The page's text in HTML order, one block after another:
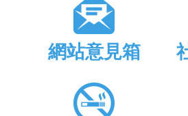
網站意見箱